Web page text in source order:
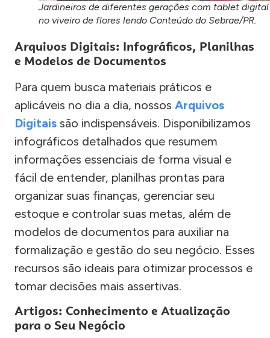
Jardineiros de diferentes gerações com tablet digital
no viveiro de flores lendo Conteúdo do Sebrae/PR.
Arquivos Digitais: Infográficos, Planilhas
e Modelos de Documentos
Para quem busca materiais práticos e
aplicáveis no dia a dia, nossos Arquivos
Digitais são indispensáveis. Disponibilizamos
infográficos detalhados que resumem
informações essenciais de forma visual e
fácil de entender, planilhas prontas para
organizar suas finanças, gerenciar seu
estoque e controlar suas metas, além de
modelos de documentos para auxiliar na
formalização e gestão do seu negócio. Esses
recursos são ideais para otimizar processos e
tomar decisões mais assertivas.
Artigos: Conhecimento e Atualização
para o Seu Negócio